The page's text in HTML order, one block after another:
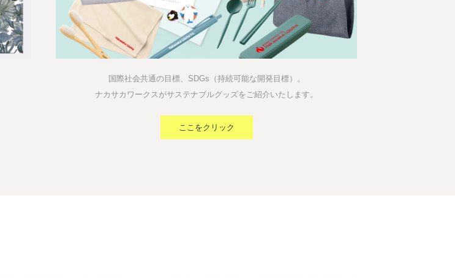
国際社会共通の目標、SDGs（持続可能な開発目標）。
ナカサカワークスがサステナブルグッズをご紹介いたします。
ここをクリック